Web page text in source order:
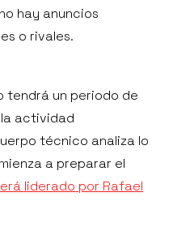
hay anuncios
o rivales.
tendrá un periodo de
actividad
técnico analiza lo
a preparar el
liderado por Rafael